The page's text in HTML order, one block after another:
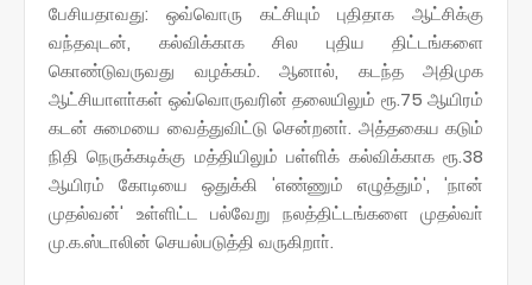
பேசியதாவது: ஒவ்வொரு கட்சியும் புதிதாக ஆட்சிக்கு
வந்தவுடன், கல்விக்காக சில புதிய திட்டங்களை
கொண்டுவருவது வழக்கம். ஆனால், கடந்த அதிமுக
ஆட்சியாளா்கள் ஒவ்வொருவரின் தலையிலும் ரூ.75 ஆயிரம்
கடன் சுமையை வைத்துவிட்டு சென்றனா். அத்தகைய கடும்
நிதி நெருக்கடிக்கு மத்தியிலும் பள்ளிக் கல்விக்காக ரூ.38
ஆயிரம் கோடியை ஒதுக்கி 'எண்ணும் எழுத்தும்', 'நான்
முதல்வன்' உள்ளிட்ட பல்வேறு நலத்திட்டங்களை முதல்வா்
மு.க.ஸ்டாலின் செயல்படுத்தி வருகிறாா்.